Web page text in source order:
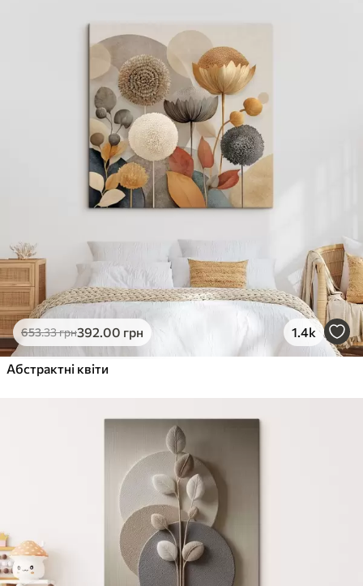
Яскраві, насичені кольори
Стійкість до вицвітання
Безпечне чорнило без запаху
Поверхня з текстурою полотна
Екологічний матеріал
грн
Яскраві, насичені кольори
Стійкість до вицвітання
✓ Поверхня з текстурою полотна
✗ Екологічний матеріал
Еко-Преміум
.00грн
✓Яскраві, насичені кольори
Поверхня з текстурою полотна
653.33грн392.00 грн 1.4k
Абстрактні квіти